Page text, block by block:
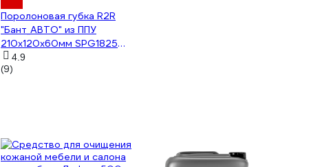
Поролоновая губка R2R
"Бант_АВТО" из ППУ
210х120х60мм SPG1825
(фиолетовый) 4060-ГП003
4.9
(9)